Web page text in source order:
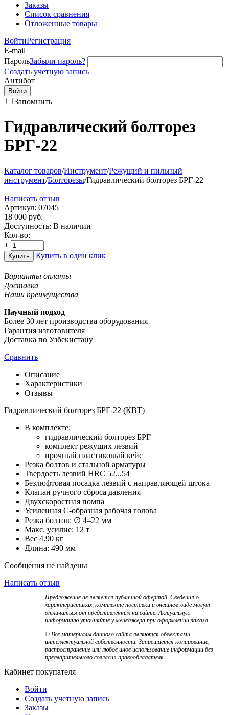
Заказы
Список сравнения
Отложенные товары
ВойтиРегистрация
E-mail
ПарольЗабыли пароль?
Создать учетную запись
Антибот
Войти
Запомнить
Гидравлический болторез
БРГ-22
Каталог товаров/Инструмент/Режущий и пильный
инструмент/Болторезы/Гидравлический болторез БРГ-22
Написать отзыв
Артикул: 07045
18 000 руб.
Доступность: В наличии
Кол-во:
+
−
Купить Купить в один клик
Варианты оплаты
Доставка
Наши преимущества
Научный подход
Более 30 лет производства оборудования
Гарантия изготовителя
Доставка по Узбекистану
Сравнить
Описание
Характеристики
Отзывы
Гидравлический болторез БРГ-22 (КВТ)
В комплекте:
гидравлический болторез БРГ
комплект режущих лезвий
прочный пластиковый кейс
Резка болтов и стальной арматуры
Твердость лезвий HRC 52...54
Безлюфтовая посадка лезвий с направляющей штока
Клапан ручного сброса давления
Двухскоростная помпа
Усиленная С-образная рабочая голова
Резка болтов: ∅ 4–22 мм
Макс. усилие: 12 т
Вес 4.90 кг
Длина: 490 мм
Сообщения не найдены
Написать отзыв
Предложение не является публичной офертой. Сведения о
характеристиках, комплекте поставки и внешнем виде могут
отличаться от представленных на сайте. Актуальную
информацию уточняйте у менеджера при оформлении заказа.
© Все материалы данного сайта являются объектами
интеллектуальной собственности. Запрещается копирование,
распространение или любое иное использование информации без
предварительного согласия правообладателя.
Кабинет покупателя
Войти
Создать учетную запись
Заказы